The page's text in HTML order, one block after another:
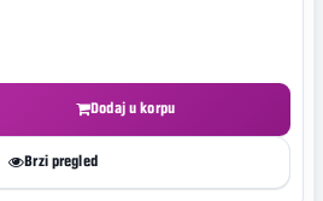
Dodaj u korpu
Brzi pregled